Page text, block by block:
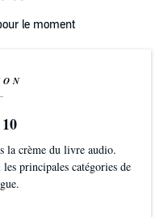
le moment
la crème du livre audio.
principales catégories de